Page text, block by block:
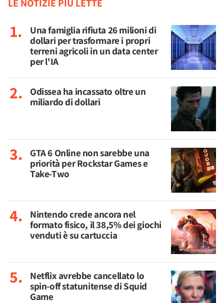
LE NOTIZIE PIÙ LETTE
Una famiglia rifiuta 26 milioni di
dollari per trasformare i propri
terreni agricoli in un data center
per l'IA
Odissea ha incassato oltre un
miliardo di dollari
GTA 6 Online non sarebbe una
priorità per Rockstar Games e
Take-Two
Nintendo crede ancora nel
formato fisico, il 38,5% dei giochi
venduti è su cartuccia
Netflix avrebbe cancellato lo
spin-off statunitense di Squid
Game